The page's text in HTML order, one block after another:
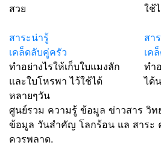
สวย
ใช้
สาระน่ารู้
เคล็ดลับคู่ครัว
ทำอย่างไรให้เก็บใบแมงลัก
และใบโหรพา ไว้ใช้ได้
หลายๆวัน
สา
เค
ทำ
ได้
ศูนย์รวม ความรู้ ข้อมูล ข่าวสาร วิท
ข้อมูล วันสำคัญ โลกร้อน แล สาระ
ควรพลาด.